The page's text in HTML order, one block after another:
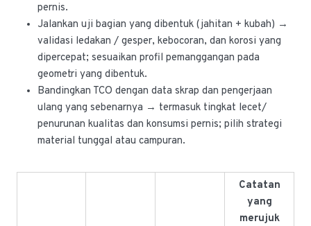
pernis.
Jalankan uji bagian yang dibentuk (jahitan + kubah) →
validasi ledakan / gesper, kebocoran, dan korosi yang
dipercepat; sesuaikan profil pemanggangan pada
geometri yang dibentuk.
Bandingkan TCO dengan data skrap dan pengerjaan
ulang yang sebenarnya → termasuk tingkat lecet/
penurunan kualitas dan konsumsi pernis; pilih strategi
material tunggal atau campuran.
Catatan
yang
merujuk